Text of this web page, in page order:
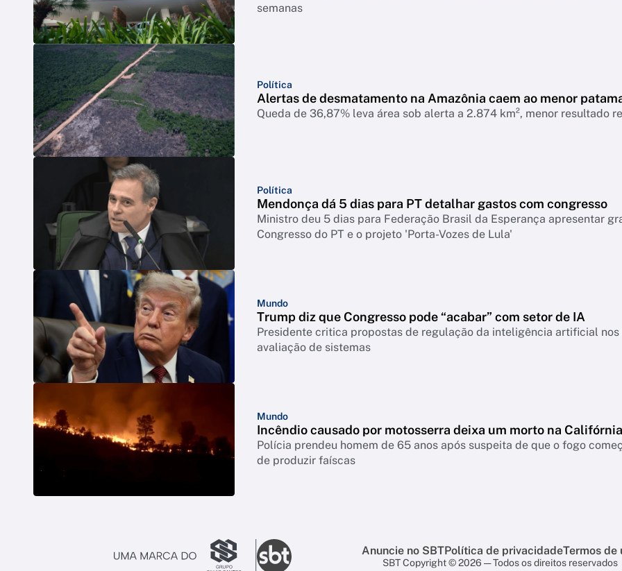
semanas
Política
Alertas de desmatamento na Amazônia caem ao menor
Queda de 36,87% leva área sob alerta a 2.874 km², menor resultado
Política
Mendonça dá 5 dias para PT detalhar gastos com congresso
Ministro deu 5 dias para Federação Brasil da Esperança apresentar
Congresso do PT e o projeto 'Porta-Vozes de Lula'
Mundo
Trump diz que Congresso pode “acabar” com setor de IA
Presidente critica propostas de regulação da inteligência artificial nos
avaliação de sistemas
Mundo
Incêndio causado por motosserra deixa um morto na Califórnia
Polícia prendeu homem de 65 anos após suspeita de que o fogo
de produzir faíscas
Anuncie no SBTPolítica de privacidadeTermos de
SBT Copyright © 2026 — Todos os direitos reservados